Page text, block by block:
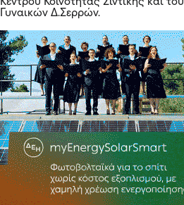
Γυναικών Δ.Σερρών.